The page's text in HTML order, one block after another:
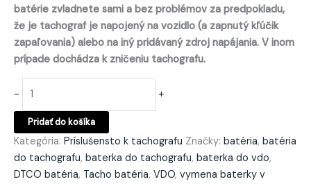
batérie zvladnete sami a bez problémov za predpokladu,
že je tachograf je napojený na vozidlo (a zapnutý kľúčik
zapaľovania) alebo na iný pridávaný zdroj napájania. V inom
prípade dochádza k zničeniu tachografu.
- +
Pridať do košíka
Kategória: Príslušensto k tachografu Značky: batéria, batéria
do tachografu, baterka do tachografu, baterka do vdo,
DTCO batéria, Tacho batéria, VDO, vymena baterky v